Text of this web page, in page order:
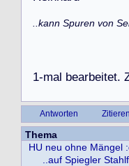
..kann Spuren von
1-mal bearbeitet.
Antworten Zitieren
Thema
HU neu ohne Mängel
..auf Spiegler